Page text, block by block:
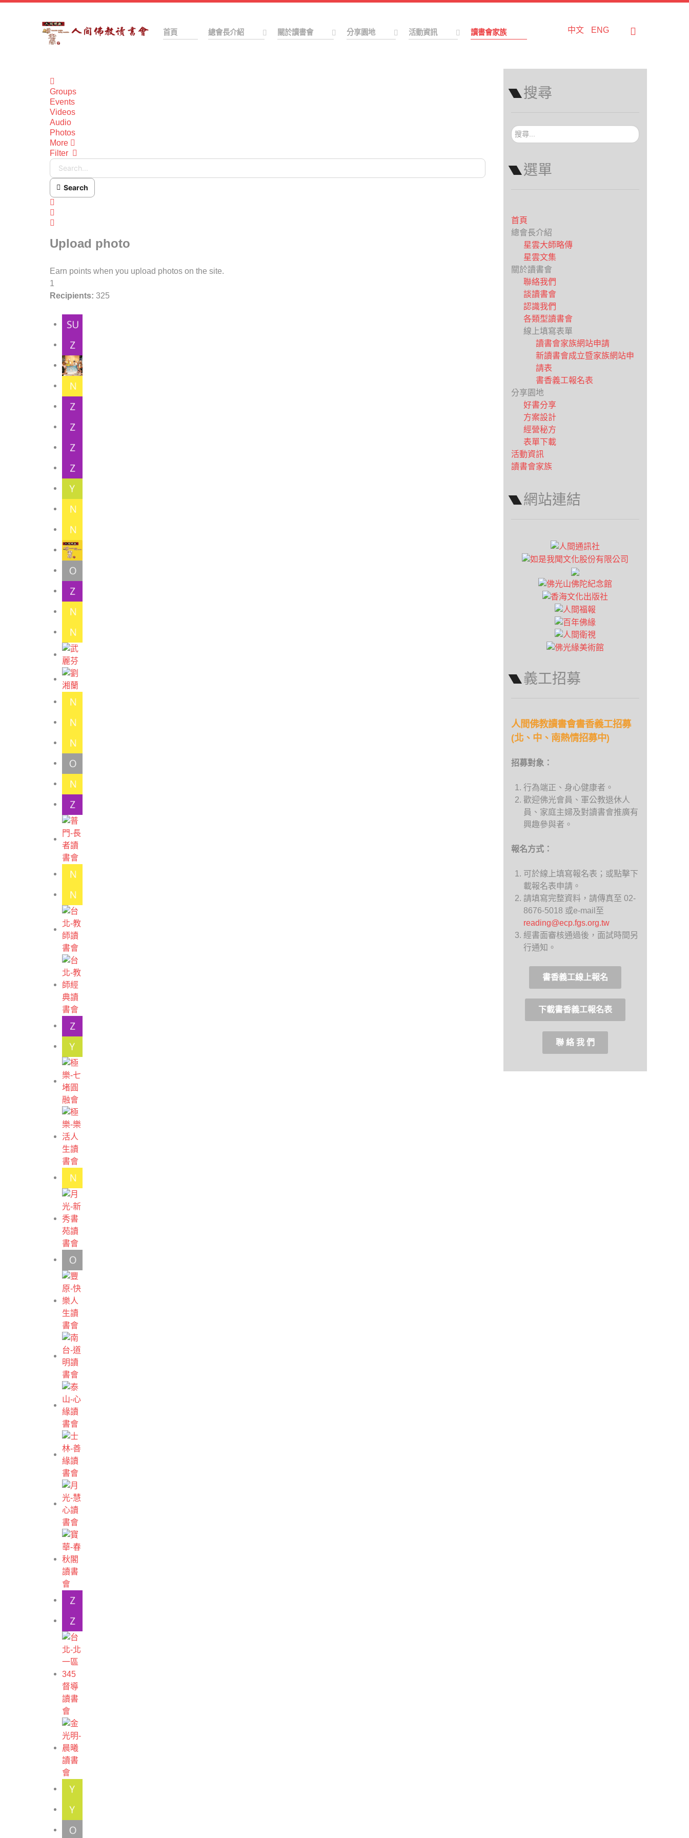
首頁 總會長介紹 關於讀書會 分享園地 活動資訊 讀書會家族 中文 ENG
Groups
Events
Videos
Audio
Photos
More
Filter
Search...
Search
Upload photo
Earn points when you upload photos on the site.
1
Recipients: 325
搜尋
搜
尋...
選單
首頁
總會長介紹
星雲大師略傳
星雲文集
關於讀書會
聯絡我們
談讀書會
認識我們
各類型讀書會
線上填寫表單
讀書會家族網站申請
新讀書會成立暨家族網站申
請表
書香義工報名表
分享園地
好書分享
方案設計
經營秘方
表單下載
活動資訊
讀書會家族
網站連結
義工招募
人間佛教讀書會書香義工招募
(北、中、南熱情招募中)
招募對象：
行為端正、身心健康者。
歡迎佛光會員、軍公教退休人
員、家庭主婦及對讀書會推廣有
興趣參與者。
報名方式：
可於線上填寫報名表；或點擊下
載報名表申請。
請填寫完整資料，請傳真至 02-
8676-5018 或e-mail至
reading@ecp.fgs.org.tw
經書面審核通過後，面試時間另
行通知。
書香義工線上報名
下載書香義工報名表
聯 絡 我 們